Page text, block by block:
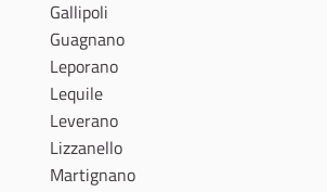
Gallipoli
Guagnano
Leporano
Lequile
Leverano
Lizzanello
Martignano